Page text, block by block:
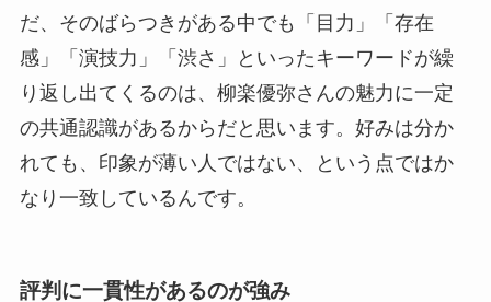
だ、そのばらつきがある中でも「目力」「存在
感」「演技力」「渋さ」といったキーワードが繰
り返し出てくるのは、柳楽優弥さんの魅力に一定
の共通認識があるからだと思います。好みは分か
れても、印象が薄い人ではない、という点ではか
なり一致しているんです。
評判に一貫性があるのが強み